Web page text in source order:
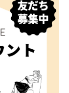
本人の同意
滅失または
切な予防お